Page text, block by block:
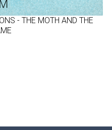
- THE MOTH AND THE